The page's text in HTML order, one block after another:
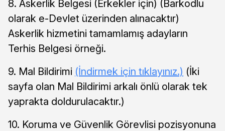
8. Askerlik Belgesi (Erkekler için) (Barkodlu
olarak e-Devlet üzerinden alınacaktır)
Askerlik hizmetini tamamlamış adayların
Terhis Belgesi örneği.
9. Mal Bildirimi (İndirmek için tıklayınız.) (İki
sayfa olan Mal Bildirimi arkalı önlü olarak tek
yaprakta doldurulacaktır.)
10. Koruma ve Güvenlik Görevlisi pozisyonuna